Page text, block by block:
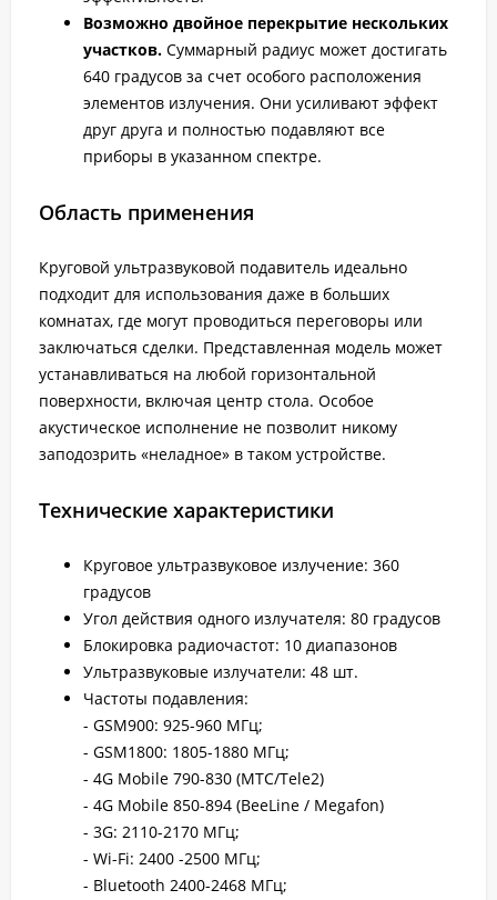
Возможно двойное перекрытие нескольких
участков. Суммарный радиус может достигать
640 градусов за счет особого расположения
элементов излучения. Они усиливают эффект
друг друга и полностью подавляют все
приборы в указанном спектре.
Область применения
Круговой ультразвуковой подавитель идеально
подходит для использования даже в больших
комнатах, где могут проводиться переговоры или
заключаться сделки. Представленная модель может
устанавливаться на любой горизонтальной
поверхности, включая центр стола. Особое
акустическое исполнение не позволит никому
заподозрить «неладное» в таком устройстве.
Технические характеристики
Круговое ультразвуковое излучение: 360
градусов
Угол действия одного излучателя: 80 градусов
Блокировка радиочастот: 10 диапазонов
Ультразвуковые излучатели: 48 шт.
Частоты подавления:
- GSM900: 925-960 МГц;
- GSM1800: 1805-1880 МГц;
- 4G Mobile 790-830 (MTC/Tele2)
- 4G Mobile 850-894 (BeeLine / Megafon)
- 3G: 2110-2170 МГц;
- Wi-Fi: 2400 -2500 МГц;
- Bluetooth 2400-2468 МГц;